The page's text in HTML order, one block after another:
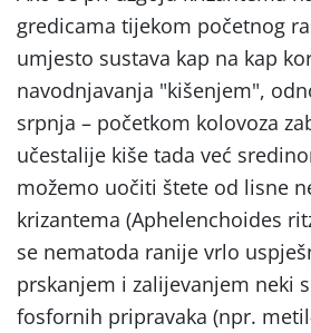
gredicama tijekom početnog
umjesto sustava kap na kap
navodnjavanja "kišenjem",
srpnja – početkom kolovoza
učestalije kiše tada već
možemo uočiti štete od lisne
krizantema (Aphelenchoides
se nematoda ranije vrlo
prskanjem i zalijevanjem neki
fosfornih pripravaka (npr.